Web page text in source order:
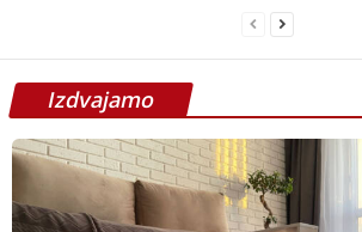
Izdvajamo